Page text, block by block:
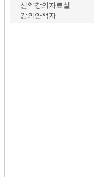
신약강의자료실
강의안책자